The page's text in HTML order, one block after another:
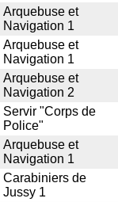
Arquebuse et
Navigation 1
Arquebuse et
Navigation 1
Arquebuse et
Navigation 2
Servir "Corps de
Police"
Arquebuse et
Navigation 1
Carabiniers de
Jussy 1